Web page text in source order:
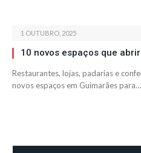
1 OUTUBRO, 2025
10 novos espaços que
Restaurantes, lojas, padarias e
novos espaços em Guimarães para…